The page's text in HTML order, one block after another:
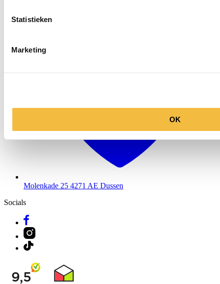
Statistieken
Marketing
OK
Molenkade 25 4271 AE Dussen
Socials